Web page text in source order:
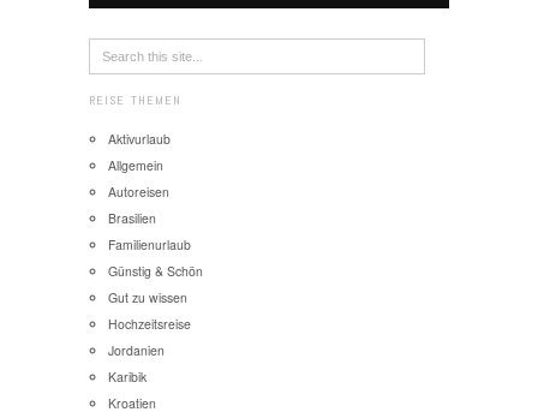
REISE THEMEN
Aktivurlaub
Allgemein
Autoreisen
Brasilien
Familienurlaub
Günstig & Schön
Gut zu wissen
Hochzeitsreise
Jordanien
Karibik
Kroatien